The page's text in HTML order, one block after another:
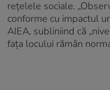
rețelele sociale.
conforme cu impactul
AIEA, subliniind că
fața locului rămân